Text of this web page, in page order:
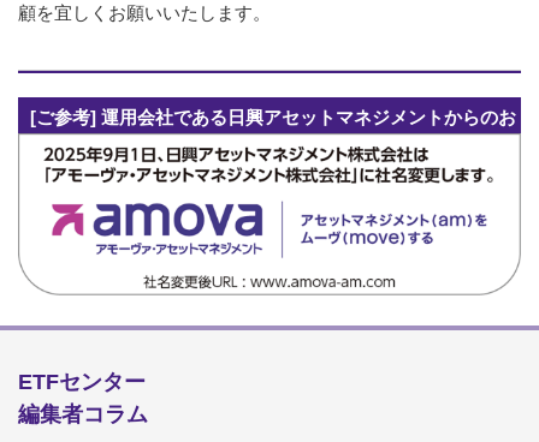
顧を宜しくお願いいたします。
[ご参考] 運用会社である日興アセットマネジメントからのお
知らせ
ETFセンター
編集者コラム